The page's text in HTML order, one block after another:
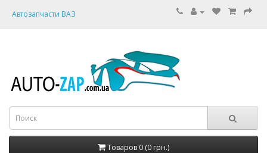
Автозапчасти ВАЗ
Товаров 0 (0 грн.)